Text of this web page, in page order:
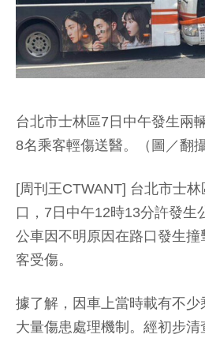
台北市士林區7日中午發生兩
8名乘客輕傷送醫。（圖／翻
[周刊王CTWANT] 台北市士
口，7日中午12時13分許發生
公車因不明原因在路口發生
客受傷。
據了解，因車上當時載有不
大量傷患處理機制。經初步